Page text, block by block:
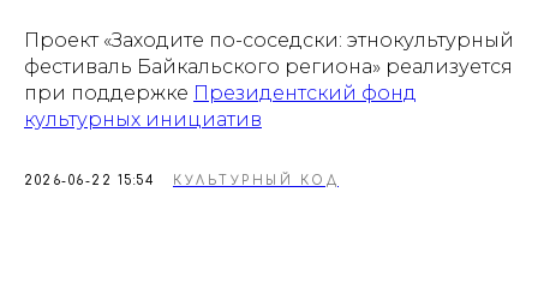
Проект «Заходите по-соседски: этнокультурный
фестиваль Байкальского региона» реализуется
при поддержке Президентский фонд
культурных инициатив
2026-06-22 15:54 КУЛЬТУРНЫЙ КОД